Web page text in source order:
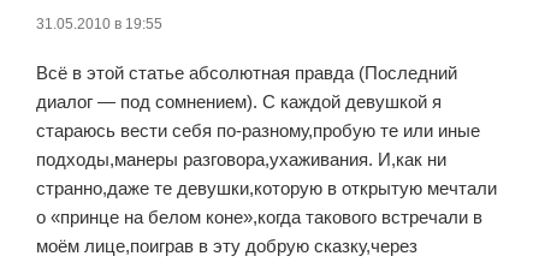
31.05.2010 в 19:55
Всё в этой статье абсолютная правда (Последний
диалог — под сомнением). С каждой девушкой я
стараюсь вести себя по-разному,пробую те или иные
подходы,манеры разговора,ухаживания. И,как ни
странно,даже те девушки,которую в открытую мечтали
о «принце на белом коне»,когда такового встречали в
моём лице,поиграв в эту добрую сказку,через